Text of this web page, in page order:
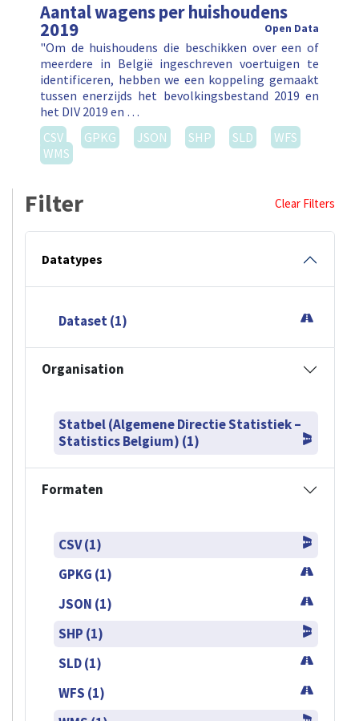
Aantal wagens per huishoudens
2019 Open Data
"Om de huishoudens die beschikken over een of
meerdere in België ingeschreven voertuigen te
identificeren, hebben we een koppeling gemaakt
tussen enerzijds het bevolkingsbestand 2019 en
het DIV 2019 en …
CSV
GPKG JSON SHP SLD
WFS
WMS
Filter Clear Filters
Datatypes
Dataset (1)
Organisation
Statbel (Algemene Directie Statistiek –
Statistics Belgium) (1)
Formaten
CSV (1)
GPKG (1)
JSON (1)
SHP (1)
SLD (1)
WFS (1)